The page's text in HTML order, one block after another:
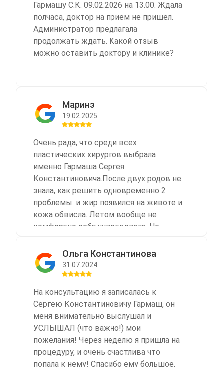
Гармашу С.К. 09.02.2026 на 13.00. Ждала
полчаса, доктор на прием не пришел.
Администратор предлагала
продолжать ждать. Какой отзыв
можно оставить доктору и клинике?
Маринэ
19.02.2025
Очень рада, что среди всех
пластических хирургов выбрала
именно Гармаша Сергея
Константиновича.После двух родов не
знала, как решить одновременно 2
проблемы: и жир появился на животе и
кожа обвисла. Летом вообще не
комфортно себя чувствовала. Не
внешностью. Не знаю правильно или
нет, то что я все таки пошла на
липосакцию, многие осуждают, якобы
нагрузками. Но времени нет столько,
чтобы проводить в спорт зале, поэтому
прибегла к легкому способу и сделала
липосакцию. Результатом я осталась
очень довольна. Мне кажется таких
результатов ни в каком спорт зале не
Ольга Константинова
31.07.2024
На консультацию я записалась к
Сергею Константиновичу Гармаш, он
меня внимательно выслушал и
УСЛЫШАЛ (что важно!) мои
пожелания! Через неделю я пришла на
процедуру, и очень счастлива что
попала к нему! Спасибо ему большое,